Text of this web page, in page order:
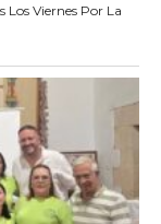
Viernes Por La